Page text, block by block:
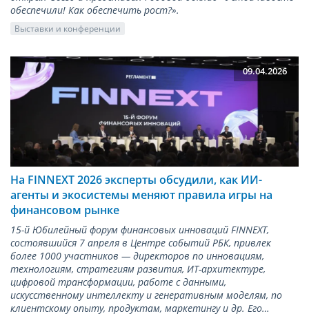
обеспечили! Как обеспечить рост?».
Выставки и конференции
09.04.2026
На FINNEXT 2026 эксперты обсудили, как ИИ-
агенты и экосистемы меняют правила игры на
финансовом рынке
15-й Юбилейный форум финансовых инноваций FINNEXT,
состоявшийся 7 апреля в Центре событий РБК, привлек
более 1000 участников — директоров по инновациям,
технологиям, стратегиям развития, ИТ-архитектуре,
цифровой трансформации, работе с данными,
искусственному интеллекту и генеративным моделям, по
клиентскому опыту, продуктам, маркетингу и др. Его…